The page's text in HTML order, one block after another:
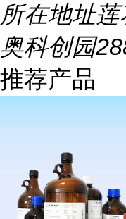
所在地址莲
奥科创园
推荐产品